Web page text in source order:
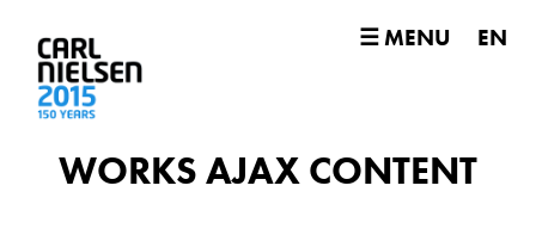
☰ MENU
WORKS AJAX CONTENT
EN